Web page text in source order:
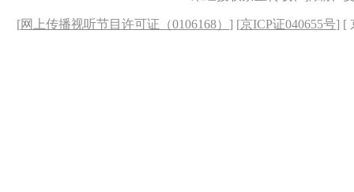
[网上传播视听节目许可证（0106168） ] [京ICP证040655号] [